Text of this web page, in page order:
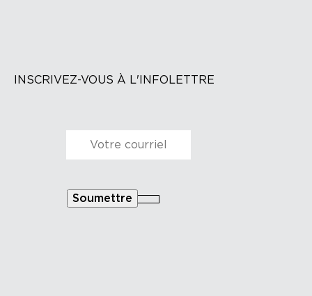
INSCRIVEZ-VOUS À L'INFOLETTRE
Courriel *
Soumettre